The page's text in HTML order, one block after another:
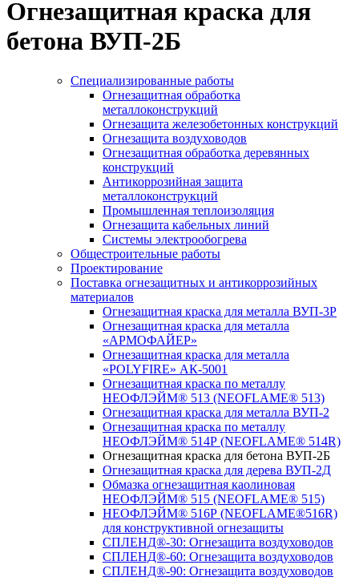
Огнезащитная краска для
бетона ВУП-2Б
Специализированные работы
Огнезащитная обработка
металлоконструкций
Огнезащита железобетонных конструкций
Огнезащита воздуховодов
Огнезащитная обработка деревянных
конструкций
Антикоррозийная защита
металлоконструкций
Промышленная теплоизоляция
Огнезащита кабельных линий
Системы электрообогрева
Общестроительные работы
Проектирование
Поставка огнезащитных и антикоррозийных
материалов
Огнезащитная краска для металла ВУП-3Р
Огнезащитная краска для металла
«АРМОФАЙЕР»
Огнезащитная краска для металла
«POLYFIRE» АК-5001
Огнезащитная краска по металлу
НЕОФЛЭЙМ® 513 (NEOFLAME® 513)
Огнезащитная краска для металла ВУП-2
Огнезащитная краска по металлу
НЕОФЛЭЙМ® 514Р (NEOFLAME® 514R)
Огнезащитная краска для бетона ВУП-2Б
Огнезащитная краска для дерева ВУП-2Д
Обмазка огнезащитная каолиновая
НЕОФЛЭЙМ® 515 (NEOFLAME® 515)
НЕОФЛЭЙМ® 516Р (NEОFLAME®516R)
для конструктивной огнезащиты
СПЛЕНД®-30: Огнезащита воздуховодов
СПЛЕНД®-60: Огнезащита воздуховодов
СПЛЕНД®-90: Огнезащита воздуховодов